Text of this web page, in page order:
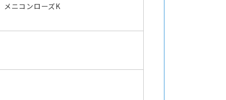
メニコンローズK